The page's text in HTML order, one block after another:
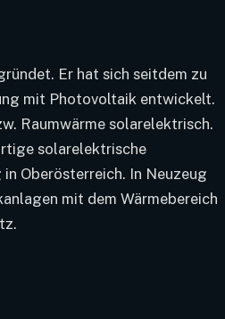
Er hat sich seitdem zu
mit Photovoltaik entwickelt.
Raumwärme solarelektrisch.
solarelektrische
Oberösterreich. In Neuzeug
mit dem Wärmebereich